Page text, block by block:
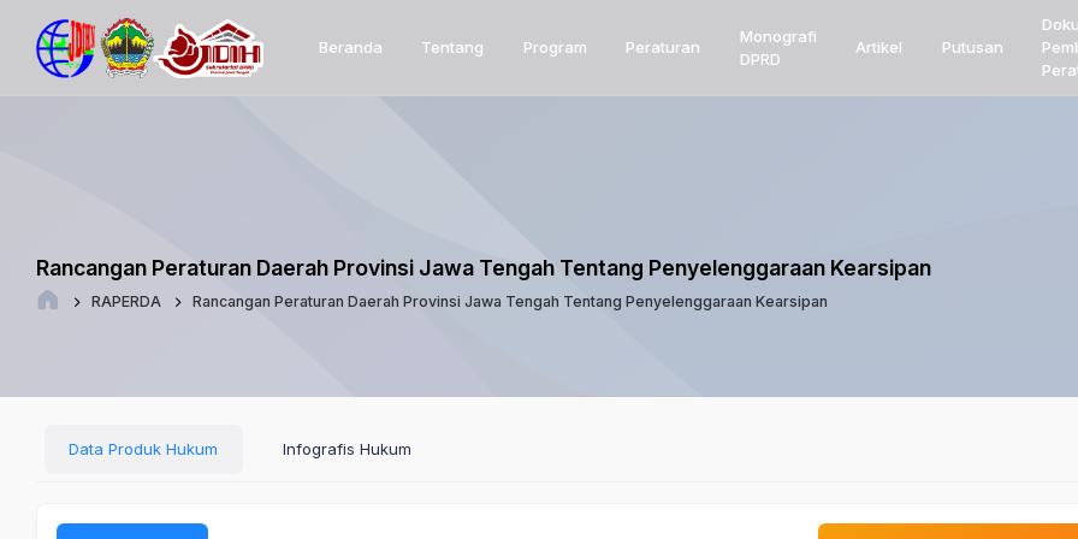
Beranda Tentang Program Peraturan
Monografi
DPRD
Artikel Putusan
Rancangan Peraturan Daerah Provinsi Jawa Tengah Tentang Penyelenggaraan Kearsipan
RAPERDA Rancangan Peraturan Daerah Provinsi Jawa Tengah Tentang Penyelenggaraan Kearsipan
Data Produk Hukum Infografis Hukum